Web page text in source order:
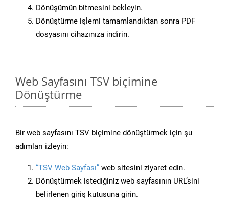
Dönüşümün bitmesini bekleyin.
Dönüştürme işlemi tamamlandıktan sonra PDF
dosyasını cihazınıza indirin.
Web Sayfasını TSV biçimine
Dönüştürme
Bir web sayfasını TSV biçimine dönüştürmek için şu
adımları izleyin:
“TSV Web Sayfası” web sitesini ziyaret edin.
Dönüştürmek istediğiniz web sayfasının URL’sini
belirlenen giriş kutusuna girin.